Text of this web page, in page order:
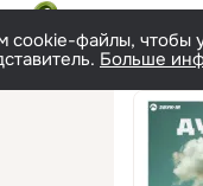
cookie-файлы, чтобы
Больше